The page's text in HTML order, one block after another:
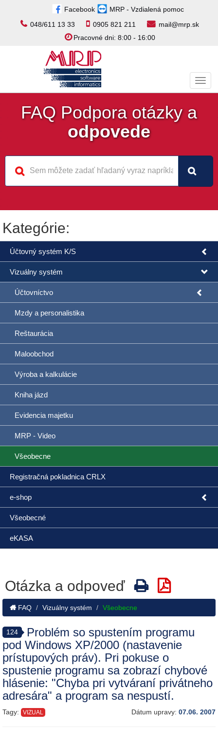
Facebook
MRP - Vzdialená pomoc
048/611 13 33
0905 821 211
mail@mrp.sk
Pracovné dni: 8:00 - 16:00
FAQ Podpora otázky a
odpovede
Kategórie:
Účtovný systém K/S
Vizuálny systém
Účtovníctvo
Mzdy a personalistika
Reštaurácia
Maloobchod
Výroba a kalkulácie
Kniha jázd
Evidencia majetku
MRP - Video
Všeobecne
Registračná pokladnica CRLX
e-shop
Všeobecné
eKASA
Otázka a odpoveď
FAQ Vizuálny systém Všeobecne
124
Problém so spustením programu
pod Windows XP/2000 (nastavenie
prístupových práv). Pri pokuse o
spustenie programu sa zobrazí chybové
hlásenie: "Chyba pri vytváraní privátneho
adresára" a program sa nespustí.
Tagy: VIZUAL Dátum upravy: 07.06. 2007